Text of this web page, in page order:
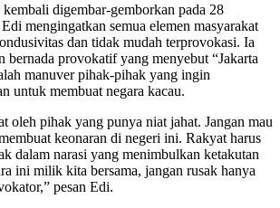
digembar-gemborkan pada 28
mengingatkan semua elemen masyarakat
dan tidak mudah terprovokasi. Ia
bernada provokatif yang menyebut “Jakarta
manuver pihak-pihak yang ingin
untuk membuat negara kacau.
oleh pihak yang punya niat jahat. Jangan mau
keonaran di negeri ini. Rakyat harus
dalam narasi yang menimbulkan ketakutan
ini milik kita bersama, jangan rusak hanya
pesan Edi.